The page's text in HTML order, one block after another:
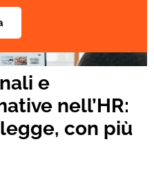
e
nell’HR:
con più